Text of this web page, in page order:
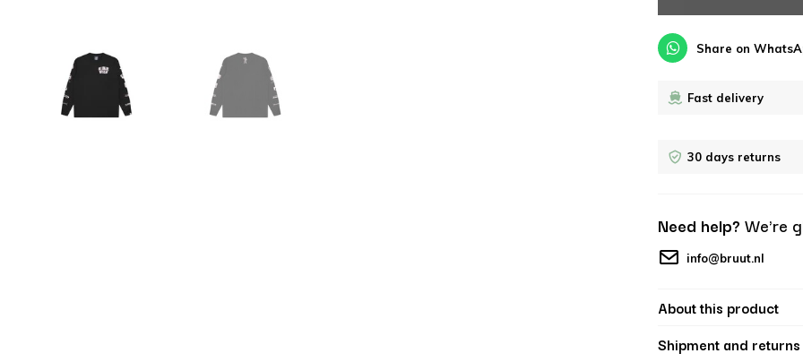
Share on
Fast delivery
30 days returns
Need help? We're
info@bruut.nl
About this product
Shipment and returns